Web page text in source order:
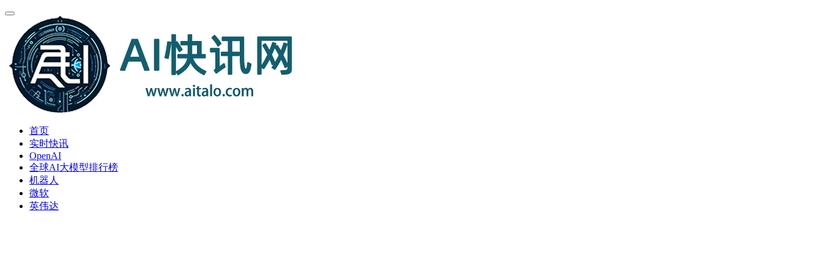
首页
实时快讯
OpenAI
全球AI大模型排行榜
机器人
微软
英伟达